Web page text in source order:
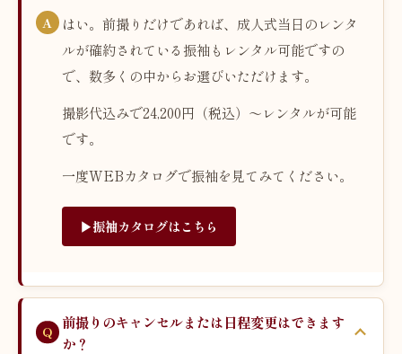
はい。前撮りだけであれば、成人式当日のレンタ
ルが確約されている振袖もレンタル可能ですの
で、数多くの中からお選びいただけます。
撮影代込みで24,200円（税込）〜レンタルが可能
です。
一度WEBカタログで振袖を見てみてください。
▶︎振袖カタログはこちら
前撮りのキャンセルまたは日程変更はできます
か？